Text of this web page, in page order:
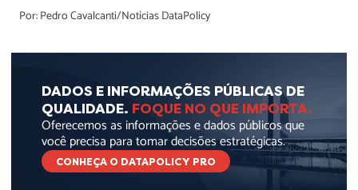
Por: Pedro Cavalcanti/Notícias DataPolicy
DADOS E INFORMAÇÕES PÚBLICAS DE
QUALIDADE. FOQUE NO QUE IMPORTA.
Oferecemos as informações e dados públicos que
você precisa para tomar decisões estratégicas.
CONHEÇA O DATAPOLICY PRO